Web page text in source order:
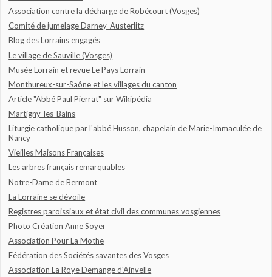
Association contre la décharge de Robécourt (Vosges)
Comité de jumelage Darney-Austerlitz
Blog des Lorrains engagés
Le village de Sauville (Vosges)
Musée Lorrain et revue Le Pays Lorrain
Monthureux-sur-Saône et les villages du canton
Article "Abbé Paul Pierrat" sur Wikipédia
Martigny-les-Bains
Liturgie catholique par l'abbé Husson, chapelain de Marie-Immaculée de
Nancy
Vieilles Maisons Françaises
Les arbres français remarquables
Notre-Dame de Bermont
La Lorraine se dévoile
Registres paroissiaux et état civil des communes vosgiennes
Photo Création Anne Soyer
Association Pour La Mothe
Fédération des Sociétés savantes des Vosges
Association La Roye Demange d'Ainvelle